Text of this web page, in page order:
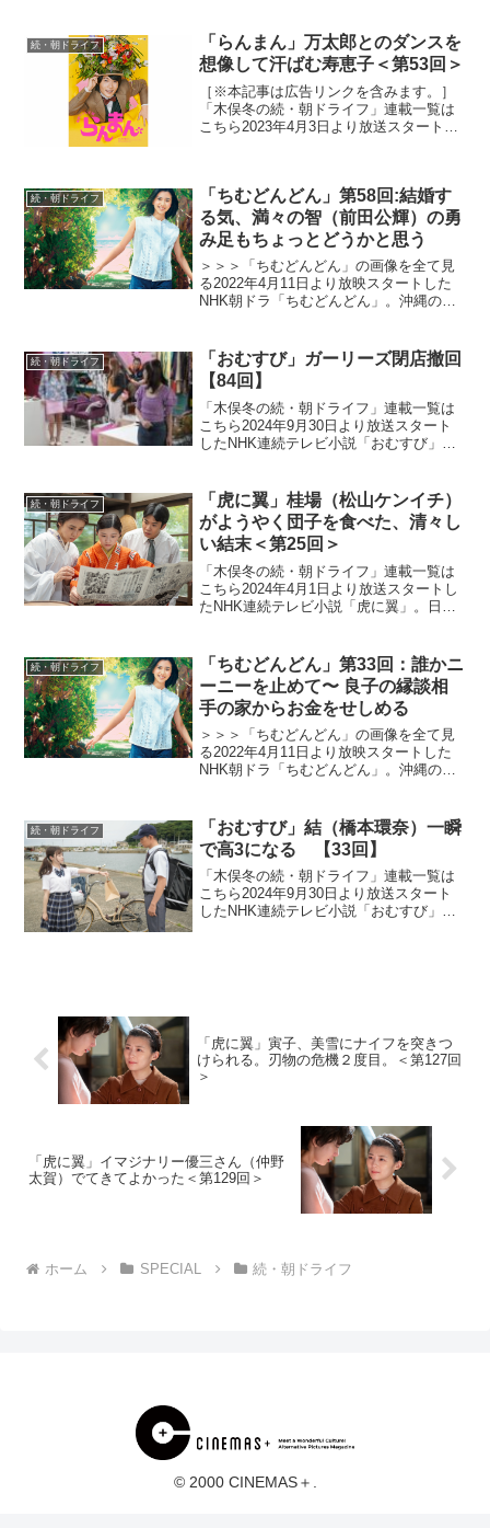
続・朝ドライフ
「らんまん」万太郎とのダンスを
想像して汗ばむ寿恵子＜第53回＞
［※本記事は広告リンクを含みます。］
「木俣冬の続・朝ドライフ」連載一覧は
こちら2023年4月3日より放送スタートし
デルにオリジナルス...
続・朝ドライフ
「ちむどんどん」第58回:結婚す
る気、満々の智（前田公輝）の勇
み足もちょっとどうかと思う
＞＞＞「ちむどんどん」の画像を全て見
る2022年4月11日より放映スタートした
NHK朝ドラ「ちむどんどん」。沖縄の本
夢をかける主人公と支え合う兄妹たちの
絆を描くストーリ...
続・朝ドライフ
「おむすび」ガーリーズ閉店撤回
【84回】
「木俣冬の続・朝ドライフ」連載一覧は
こちら2024年9月30日より放送スタート
したNHK連続テレビ小説「おむすび」。
岡・糸島で両親や祖父母と共に暮らして
いた...
続・朝ドライフ
「虎に翼」桂場（松山ケンイチ）
がようやく団子を食べた、清々し
い結末＜第25回＞
「木俣冬の続・朝ドライフ」連載一覧は
こちら2024年4月1日より放送スタートし
たNHK連続テレビ小説「虎に翼」。日本
く本作。困難な時代に生まれながらも仲
間たちと切磋琢磨...
続・朝ドライフ
「ちむどんどん」第33回：誰かニ
ーニーを止めて〜 良子の縁談相
手の家からお金をせしめる
＞＞＞「ちむどんどん」の画像を全て見
る2022年4月11日より放映スタートした
NHK朝ドラ「ちむどんどん」。沖縄の本
夢をかける主人公と支え合う兄妹たちの
絆を描くストーリ...
続・朝ドライフ
「おむすび」結（橋本環奈）一瞬
で高3になる 【33回】
「木俣冬の続・朝ドライフ」連載一覧は
こちら2024年9月30日より放送スタート
したNHK連続テレビ小説「おむすび」。
「虎に翼」寅子、美雪にナイフを突きつ
けられる。刃物の危機２度目。＜第127回
＞
「虎に翼」イマジナリー優三さん（仲野
太賀）でてきてよかった＜第129回＞
ホーム SPECIAL 続・朝ドライフ
© 2000 CINEMAS＋.